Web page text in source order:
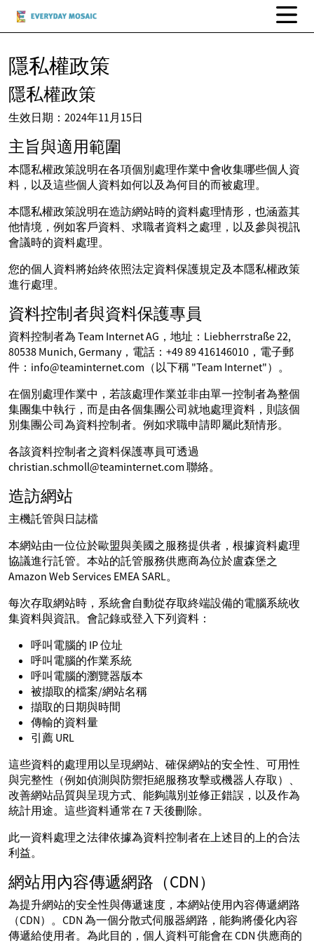
隱私權政策
隱私權政策
生效日期：2024年11月15日
主旨與適用範圍
本隱私權政策說明在各項個別處理作業中會收集哪些個人資
料，以及這些個人資料如何以及為何目的而被處理。
本隱私權政策說明在造訪網站時的資料處理情形，也涵蓋其
他情境，例如客戶資料、求職者資料之處理，以及參與視訊
會議時的資料處理。
您的個人資料將始終依照法定資料保護規定及本隱私權政策
進行處理。
資料控制者與資料保護專員
資料控制者為 Team Internet AG，地址：Liebherrstraße 22,
80538 Munich, Germany，電話：+49 89 416146010，電子郵
件：info@teaminternet.com（以下稱 "Team Internet"）。
在個別處理作業中，若該處理作業並非由單一控制者為整個
集團集中執行，而是由各個集團公司就地處理資料，則該個
別集團公司為資料控制者。例如求職申請即屬此類情形。
各該資料控制者之資料保護專員可透過
christian.schmoll@teaminternet.com 聯絡。
造訪網站
主機託管與日誌檔
本網站由一位位於歐盟與美國之服務提供者，根據資料處理
協議進行託管。本站的託管服務供應商為位於盧森堡之
Amazon Web Services EMEA SARL。
每次存取網站時，系統會自動從存取終端設備的電腦系統收
集資料與資訊。會記錄或登入下列資料：
呼叫電腦的 IP 位址
呼叫電腦的作業系統
呼叫電腦的瀏覽器版本
被擷取的檔案/網站名稱
擷取的日期與時間
傳輸的資料量
引薦 URL
這些資料的處理用以呈現網站、確保網站的安全性、可用性
與完整性（例如偵測與防禦拒絕服務攻擊或機器人存取）、
改善網站品質與呈現方式、能夠識別並修正錯誤，以及作為
統計用途。這些資料通常在 7 天後刪除。
此一資料處理之法律依據為資料控制者在上述目的上的合法
利益。
網站用內容傳遞網路（CDN）
為提升網站的安全性與傳遞速度，本網站使用內容傳遞網路
（CDN）。CDN 為一個分散式伺服器網路，能夠將優化內容
傳遞給使用者。為此目的，個人資料可能會在 CDN 供應商的